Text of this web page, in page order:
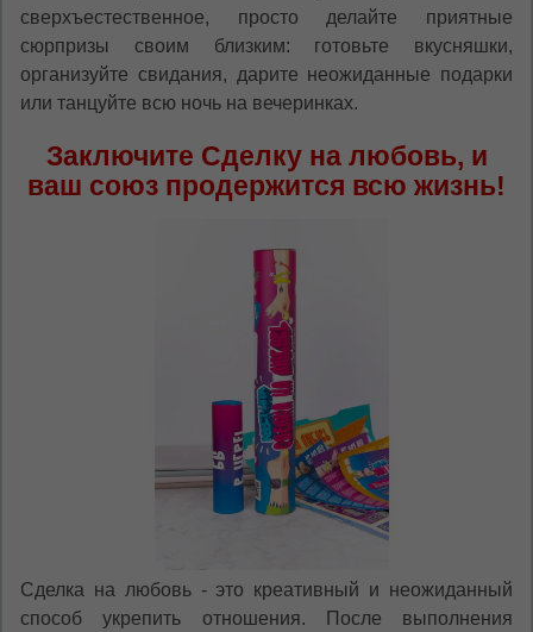
сверхъестественное, просто делайте приятные
сюрпризы своим близким: готовьте вкусняшки,
организуйте свидания, дарите неожиданные подарки
или танцуйте всю ночь на вечеринках.
Заключите Сделку на любовь, и
ваш союз продержится всю жизнь!
Сделка на любовь - это креативный и неожиданный
способ укрепить отношения. После выполнения